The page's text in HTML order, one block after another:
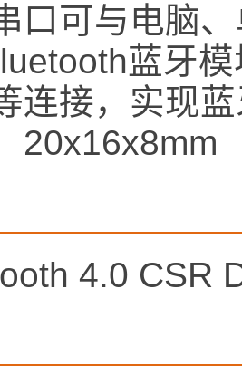
口可与电脑
蓝牙
连接，实现
20x16x8mm
4.0 CSR